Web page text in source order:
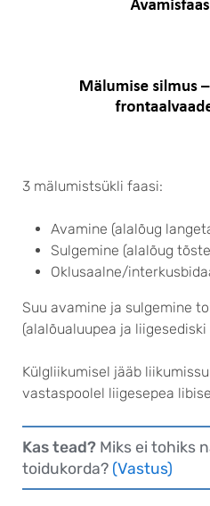
3 mälumistsükli faasi:
Avamine (alalõug
Sulgemine (alalõug
Oklusaalne/
Suu avamine ja sulgemine
(alalõualuupea ja
Külgliikumisel jääb
vastaspoolel liigesepea
Kas tead? Miks ei tohiks
toidukorda? (Vastus)